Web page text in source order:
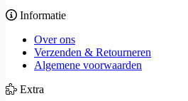
Informatie
Over ons
Verzenden & Retourneren
Algemene voorwaarden
Extra